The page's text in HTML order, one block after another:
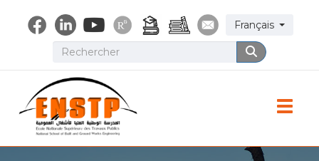
Select your
Français
Rechercher